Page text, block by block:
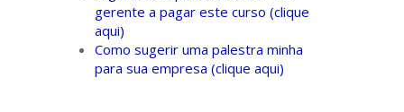
gerente a pagar este curso (clique
aqui)
Como sugerir uma palestra minha
para sua empresa (clique aqui)